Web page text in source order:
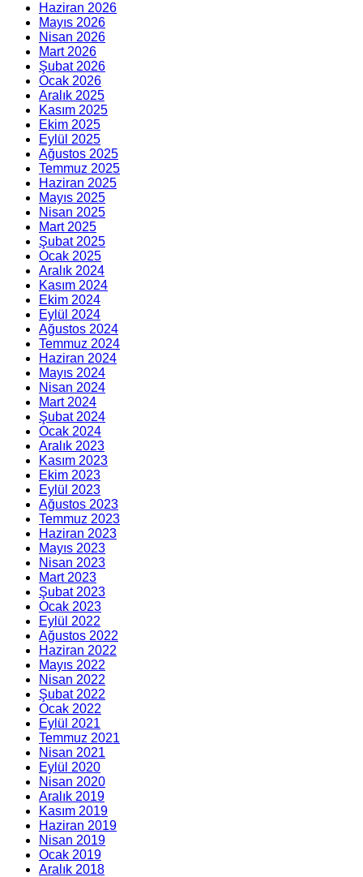
Haziran 2026
Mayıs 2026
Nisan 2026
Mart 2026
Şubat 2026
Ocak 2026
Aralık 2025
Kasım 2025
Ekim 2025
Eylül 2025
Ağustos 2025
Temmuz 2025
Haziran 2025
Mayıs 2025
Nisan 2025
Mart 2025
Şubat 2025
Ocak 2025
Aralık 2024
Kasım 2024
Ekim 2024
Eylül 2024
Ağustos 2024
Temmuz 2024
Haziran 2024
Mayıs 2024
Nisan 2024
Mart 2024
Şubat 2024
Ocak 2024
Aralık 2023
Kasım 2023
Ekim 2023
Eylül 2023
Ağustos 2023
Temmuz 2023
Haziran 2023
Mayıs 2023
Nisan 2023
Mart 2023
Şubat 2023
Ocak 2023
Eylül 2022
Ağustos 2022
Haziran 2022
Mayıs 2022
Nisan 2022
Şubat 2022
Ocak 2022
Eylül 2021
Temmuz 2021
Nisan 2021
Eylül 2020
Nisan 2020
Aralık 2019
Kasım 2019
Haziran 2019
Nisan 2019
Ocak 2019
Aralık 2018